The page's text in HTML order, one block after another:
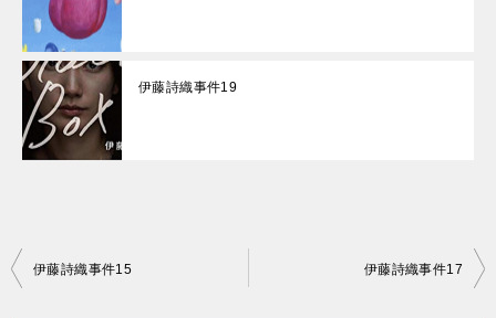
伊藤詩織事件19
投
伊藤詩織事件15 伊藤詩織事件17